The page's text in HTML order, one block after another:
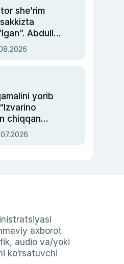
she’rim
Abdulla
asrab
yorib
chiqqan
Ukraina
axborot
audio va/yoki
ko‘rsatuvchi